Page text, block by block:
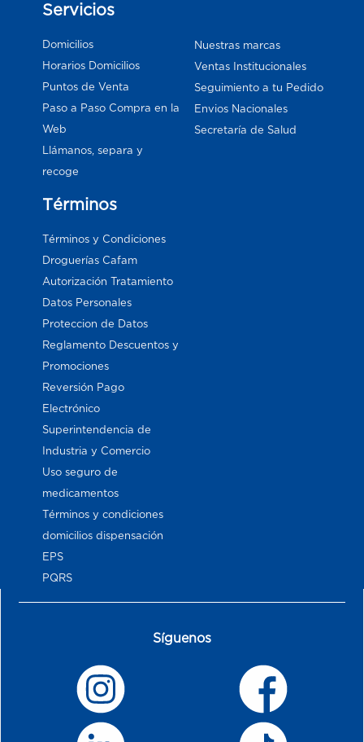
Servicios
Domicilios
Horarios Domicilios
Puntos de Venta
Paso a Paso Compra en la
Web
Llámanos, separa y
recoge
Nuestras marcas
Ventas Institucionales
Seguimiento a tu Pedido
Envios Nacionales
Secretaría de Salud
Términos
Términos y Condiciones
Droguerías Cafam
Autorización Tratamiento
Datos Personales
Proteccion de Datos
Reglamento Descuentos y
Promociones
Reversión Pago
Electrónico
Superintendencia de
Industria y Comercio
Uso seguro de
medicamentos
Términos y condiciones
domicilios dispensación
EPS
PQRS
Síguenos